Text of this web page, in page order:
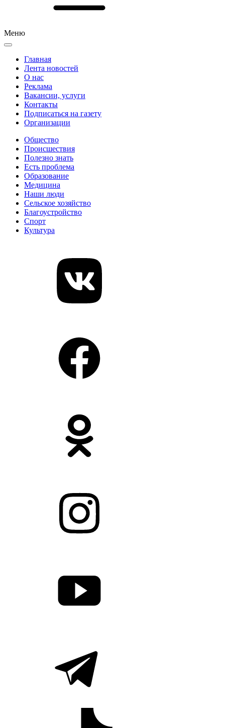
Меню
Главная
Лента новостей
О нас
Реклама
Вакансии, услуги
Контакты
Подписаться на газету
Организации
Общество
Происшествия
Полезно знать
Есть проблема
Образование
Медицина
Наши люди
Сельское хозяйство
Благоустройство
Спорт
Культура